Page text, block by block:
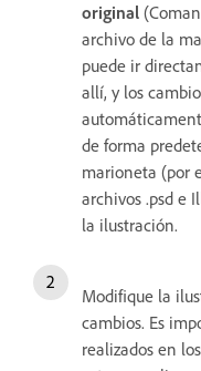
original
archivo de la
puede ir
allí, y los
de forma
marioneta (por
archivos .psd e
la ilustración.
Modifique la
cambios. Es
realizados en